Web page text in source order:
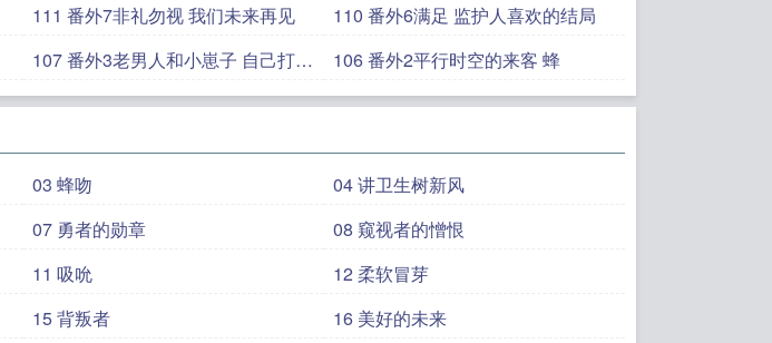
111 番外7非礼勿视 我们未来再见
110 番外6满足 监护人喜欢的结局
107 番外3老男人和小崽子 自己打自
己
106 番外2平行时空的来客 蜂
03 蜂吻
04 讲卫生树新风
07 勇者的勋章
08 窥视者的憎恨
11 吸吮
12 柔软冒芽
15 背叛者
16 美好的未来